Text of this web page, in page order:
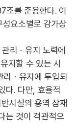
를 준용한다. 이
요소별로 감가상
리ㆍ유지 노력에
지할 수 있는 시
ㆍ유지에 투입되
다. 다만, 효율적
시설의 용역 잠재
는 것이 객관적으